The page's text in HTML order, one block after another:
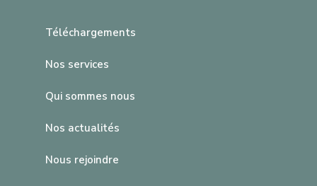
Téléchargements
Nos services
Qui sommes nous
Nos actualités
Nous rejoindre